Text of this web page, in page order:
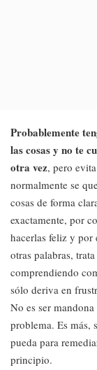
Probablemente
las cosas y no te
otra vez, pero
normalmente se
cosas de forma
exactamente, por
hacerlas feliz y por
otras palabras,
comprendiendo
sólo deriva en
No es ser
problema. Es más,
pueda para
principio.